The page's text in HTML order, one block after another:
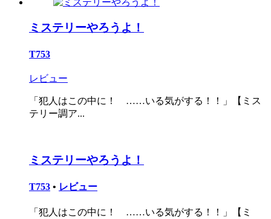
ミステリーやろうよ！
T753
レビュー
「犯人はこの中に！ ……いる気がする！！」【ミス
テリー調ア...
ミステリーやろうよ！
T753 • レビュー
「犯人はこの中に！ ……いる気がする！！」【ミ